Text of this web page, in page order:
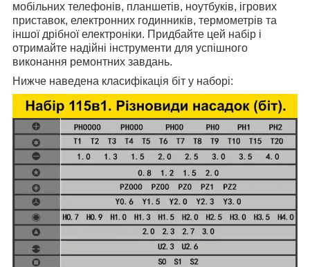
мобільних телефонів, планшетів, ноутбуків, ігрових
приставок, електронних годинників, термометрів та
іншої дрібної електроніки. Придбайте цей набір і
отримайте надійні інструменти для успішного
виконання ремонтних завдань.
Нижче наведена класифікація біт у наборі: